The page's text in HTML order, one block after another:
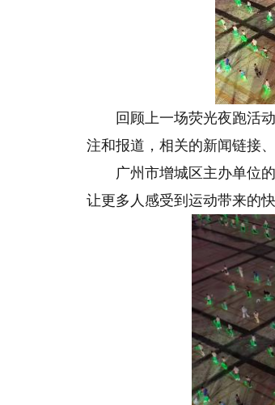
回顾上一场荧光夜跑活
注和报道，相关的新闻链接
广州市增城区主办单位
让更多人感受到运动带来的快